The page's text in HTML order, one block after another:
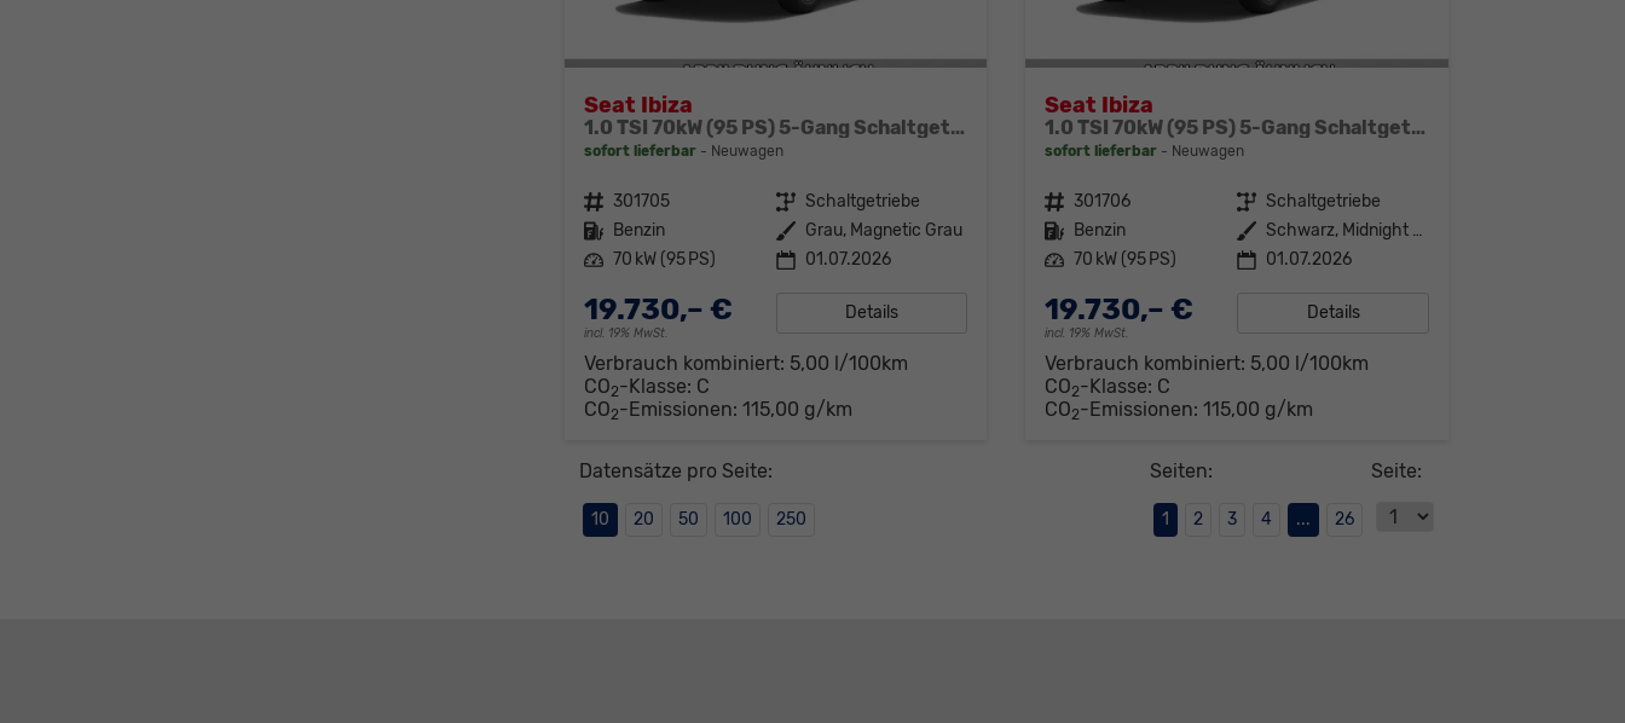
Seat Ibiza
1.0 TSI 70kW (95 PS) 5-Gang Schaltgetriebe
sofort lieferbar Neuwagen
Fahrzeugnr. 301705 Getriebe Schaltgetriebe
Kraftstoff Benzin Außenfarbe Grau, Magnetic Grau
Leistung 70 kW (95 PS) 01.07.2026
19.730,– €
incl. 19% MwSt.
Details
Verbrauch kombiniert: 5,00 l/100km
CO2-Klasse: C
CO2-Emissionen: 115,00 g/km
Seat Ibiza
1.0 TSI 70kW (95 PS) 5-Gang Schaltgetriebe
sofort lieferbar Neuwagen
Fahrzeugnr. 301706 Getriebe Schaltgetriebe
Kraftstoff Benzin Außenfarbe
Schwarz, Midnight Black
Leistung 70 kW (95 PS) 01.07.2026
19.730,– €
incl. 19% MwSt.
Details
Verbrauch kombiniert: 5,00 l/100km
CO2-Klasse: C
CO2-Emissionen:115,00 g/km
Datensätze pro Seite:
10 20 50 100 250
Seite:
Seiten:
1 2 3 4 ... 26